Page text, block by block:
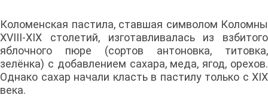
Коломенская пастила, ставшая символом Коломны
XVIII-XIX столетий, изготавливалась из взбитого
яблочного пюре (сортов антоновка, титовка,
зелёнка) с добавлением сахара, меда, ягод, орехов.
Однако сахар начали класть в пастилу только с XIX
века.